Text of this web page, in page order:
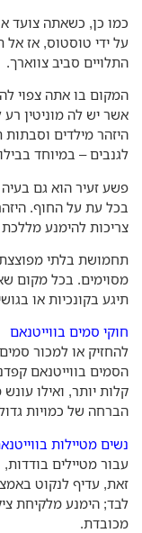
כן, כשאתה צועד או
ידי טוסטוס, אז אל
סביב צווארך.
בו אתה צפוי
יש לה מוניטין רע
מילדים וסבתות
– במיוחד בבילויים
זעיר הוא גם בעיה
עת על החוף. היזהר
להימנע מללכת
בלתי מפוצצת
בכל מקום שאתה
בקונכיות או בגושי
סמים בווייטנאם
או למכור סמים
בווייטנאם
יותר, ואילו עונש
של כמויות גדולות
מטיילות בווייטנאם
מטיילים בודדות,
עדיף לנקוט באמצעי
הימנע מלקיחת